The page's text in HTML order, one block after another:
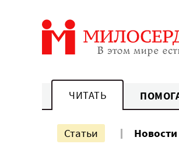
ЧИТАТЬ
Статьи Новости